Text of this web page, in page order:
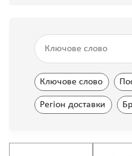
Ключове слово
Регіон доставки